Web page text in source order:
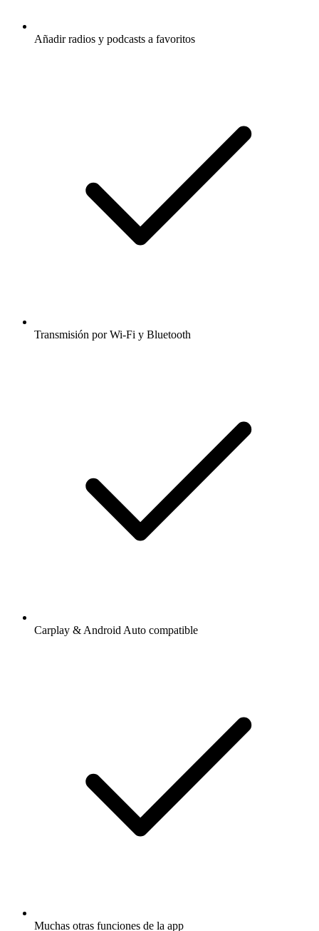
Añadir radios y podcasts a favoritos
Transmisión por Wi-Fi y Bluetooth
Carplay & Android Auto compatible
Muchas otras funciones de la app